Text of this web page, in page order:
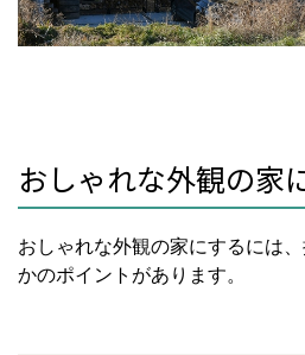
おしゃれな外観の家
おしゃれな外観の家にするには
かのポイントがあります。